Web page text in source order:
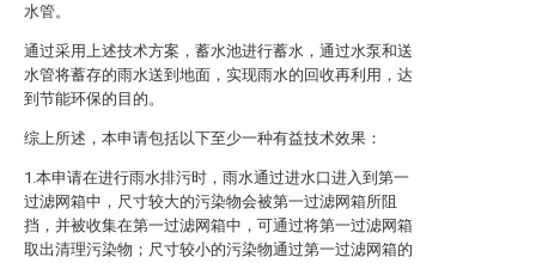
水管。
通过采用上述技术方案，蓄水池进行蓄水，通过水泵和送
水管将蓄存的雨水送到地面，实现雨水的回收再利用，达
到节能环保的目的。
综上所述，本申请包括以下至少一种有益技术效果：
1.本申请在进行雨水排污时，雨水通过进水口进入到第一
过滤网箱中，尺寸较大的污染物会被第一过滤网箱所阻
挡，并被收集在第一过滤网箱中，可通过将第一过滤网箱
取出清理污染物；尺寸较小的污染物通过第一过滤网箱的